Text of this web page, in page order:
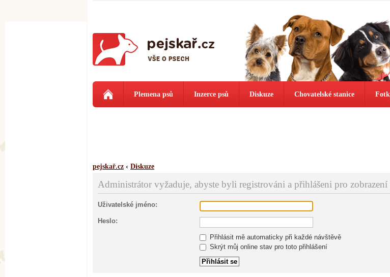
Plemena psů Inzerce psů Diskuze Chovatelské stanice
pejskař.cz ‹ Diskuze
Administrátor vyžaduje, abyste byli registrováni a přihlášeni pro
Uživatelské jméno:
Heslo:
Přihlásit mě automaticky při každé návštěvě
Skrýt můj online stav pro toto přihlášení